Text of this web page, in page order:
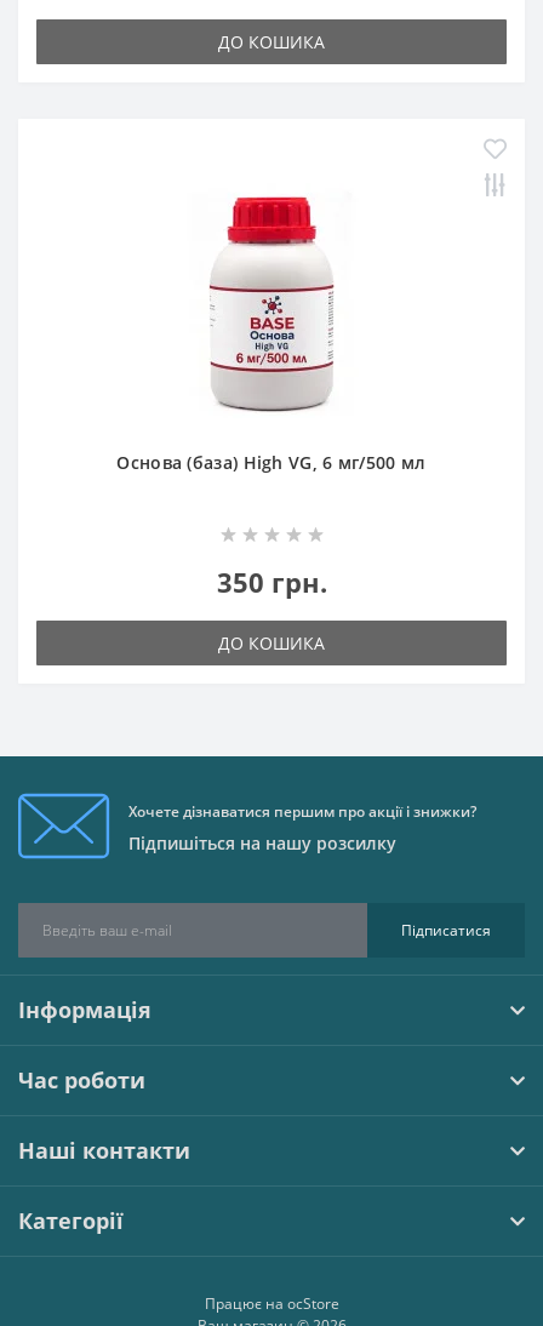
ДО КОШИКА
Основа (база) High VG, 6 мг/500 мл
350 грн.
ДО КОШИКА
Хочете дізнаватися першим про акції і знижки?
Підпишіться на нашу розсилку
Підписатися
Інформація
Час роботи
Наші контакти
Категорії
Працює на ocStore